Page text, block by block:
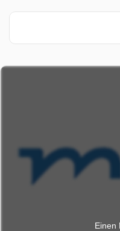
Soldaten geblieben ist.
Feuerzeug anzünden
Verwunderung drei
Prinzessin den tapferen
Märchen-Klassiker
Samstag 16 Mai 2026,
Einen